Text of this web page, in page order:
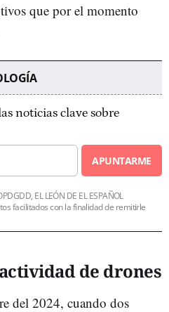
que por el momento
noticias clave sobre
APUNTARME
EL LEÓN DE EL ESPAÑOL
facilitados con la finalidad de remitirle
de drones
del 2024, cuando dos